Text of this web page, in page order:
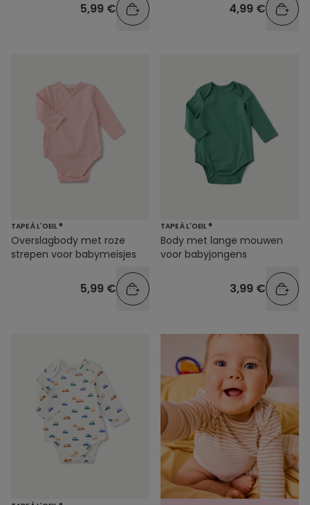
5,99 € 4,99 €
TAPE À L'OEIL ®
Overslagbody met roze
strepen voor babymeisjes
5,99 €
TAPE À L'OEIL ®
Body met lange mouwen
voor babyjongens
3,99 €